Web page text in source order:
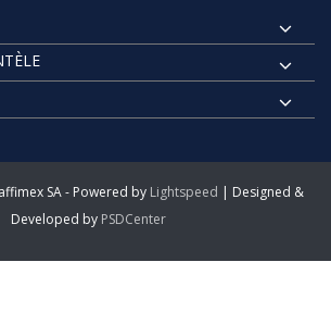
SA - Powered by Lightspeed | Designed &
Developed by PSDCenter